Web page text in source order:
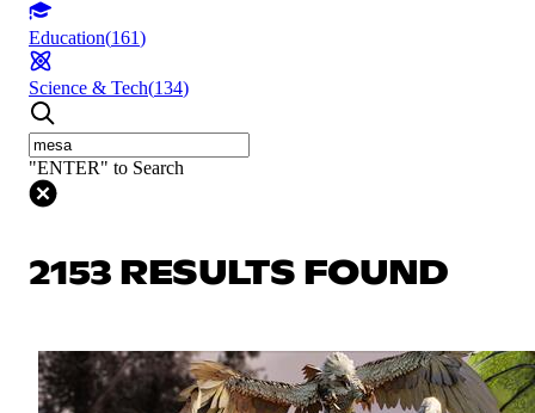
Education(161)
Science & Tech(134)
"ENTER" to Search
2153 RESULTS FOUND